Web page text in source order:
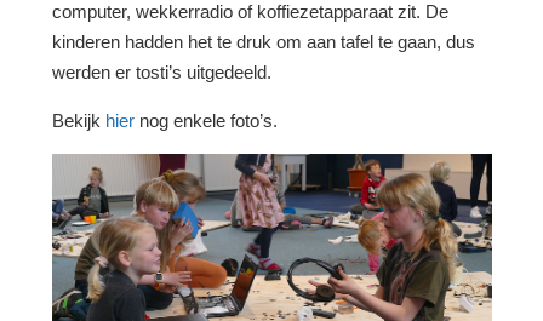
computer, wekkerradio of koffiezetapparaat zit. De
kinderen hadden het te druk om aan tafel te gaan, dus
werden er tosti’s uitgedeeld.
Bekijk hier nog enkele foto’s.